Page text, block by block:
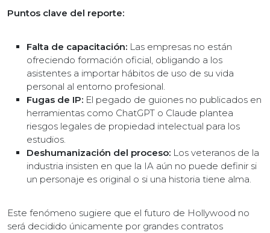
Puntos clave del reporte:
Falta de capacitación: Las empresas no están
ofreciendo formación oficial, obligando a los
asistentes a importar hábitos de uso de su vida
personal al entorno profesional.
Fugas de IP: El pegado de guiones no publicados en
herramientas como ChatGPT o Claude plantea
riesgos legales de propiedad intelectual para los
estudios.
Deshumanización del proceso: Los veteranos de la
industria insisten en que la IA aún no puede definir si
un personaje es original o si una historia tiene alma.
Este fenómeno sugiere que el futuro de Hollywood no
será decidido únicamente por grandes contratos